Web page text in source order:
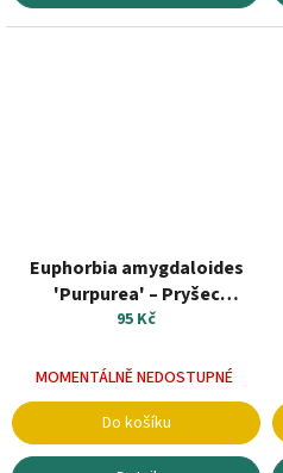
Euphorbia amygdaloides
'Purpurea' – Pryšec
mandloňovitý
95 Kč
MOMENTÁLNĚ NEDOSTUPNÉ
Do košíku